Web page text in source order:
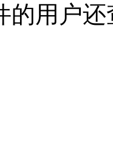
的用户